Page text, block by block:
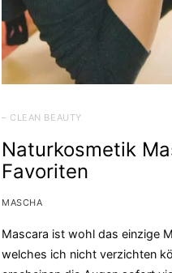
– CLEAN BEAUTY
Naturkosmetik
Favoriten
MASCHA
Mascara ist wohl das einzige
welches ich nicht verzichten